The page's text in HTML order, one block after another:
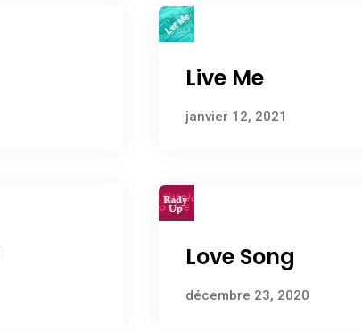
Live Me
janvier 12, 2021
Love Song
décembre 23, 2020